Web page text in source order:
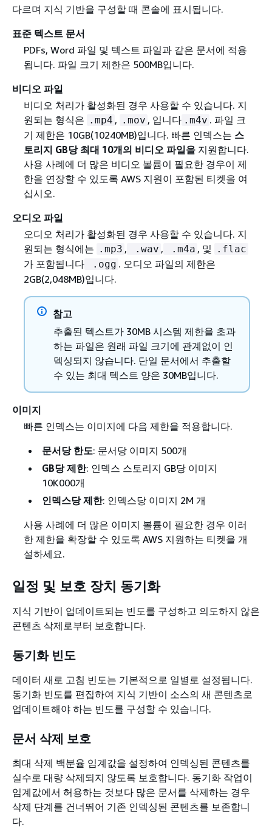
다르며 지식 기반을 구성할 때 콘솔에 표시됩니다.
표준 텍스트 문서
PDFs, Word 파일 및 텍스트 파일과 같은 문서에 적용
됩니다. 파일 크기 제한은 500MB입니다.
비디오 파일
비디오 처리가 활성화된 경우 사용할 수 있습니다. 지
원되는 형식은 .mp4 , .mov , 입니다 .m4v . 파일 크
기 제한은 10GB(10240MB)입니다. 빠른 인덱스는 스
토리지 GB당 최대 10개의 비디오 파일을지원합니다.
사용 사례에 더 많은 비디오 볼륨이 필요한 경우이 제
한을 연장할 수 있도록 AWS 지원이 포함된 티켓을 여
십시오.
오디오 파일
오디오 처리가 활성화된 경우 사용할 수 있습니다. 지
원되는 형식에는 .mp3 , .wav , .m4a , 및 .flac
가 포함됩니다 .ogg . 오디오 파일의 제한은
2GB(2,048MB)입니다.
참고
추출된 텍스트가 30MB 시스템 제한을 초과
하는 파일은 원래 파일 크기에 관계없이 인
덱싱되지 않습니다. 단일 문서에서 추출할
수 있는 최대 텍스트 양은 30MB입니다.
이미지
빠른 인덱스는 이미지에 다음 제한을 적용합니다.
문서당 한도: 문서당 이미지 500개
GB당 제한: 인덱스 스토리지 GB당 이미지
10K000개
인덱스당 제한: 인덱스당 이미지 2M 개
사용 사례에 더 많은 이미지 볼륨이 필요한 경우 이러
한 제한을 확장할 수 있도록 AWS 지원하는 티켓을 개
설하세요.
일정 및 보호 장치 동기화
지식 기반이 업데이트되는 빈도를 구성하고 의도하지 않은
콘텐츠 삭제로부터 보호합니다.
동기화 빈도
데이터 새로 고침 빈도는 기본적으로 일별로 설정됩니다.
동기화 빈도를 편집하여 지식 기반이 소스의 새 콘텐츠로
업데이트해야 하는 빈도를 구성할 수 있습니다.
문서 삭제 보호
최대 삭제 백분율 임계값을 설정하여 인덱싱된 콘텐츠를
실수로 대량 삭제되지 않도록 보호합니다. 동기화 작업이
임계값에서 허용하는 것보다 많은 문서를 삭제하는 경우
삭제 단계를 건너뛰어 기존 인덱싱된 콘텐츠를 보존합니
다.